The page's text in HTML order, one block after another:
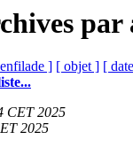
par
] [ objet ] [
CET 2025
2025